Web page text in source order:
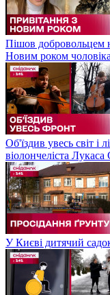
Пішов добровольцем
Новим роком
Об'їздив увесь світ і
віолончеліста Лукаса
У Києві дитячий